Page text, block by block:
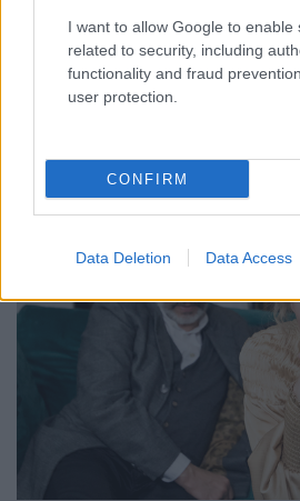
I want to allow Google to enable
related to security, including
functionality and fraud
user protection.
CONFIRM
Data Deletion Data Access
mtothorsi 2020. július 13.
Augusztus 21. és 29. között, a
meghirdetett